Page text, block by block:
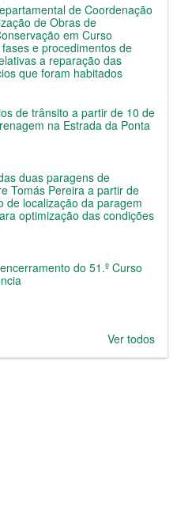
de Coordenação
de Obras de
em Curso
e procedimentos de
a reparação das
que foram habitados
de trânsito a partir de 10 de
na Estrada da Ponta
duas paragens de
Tomás Pereira a partir de
de localização da paragem
optimização das condições
do 51.º Curso
Ver todos